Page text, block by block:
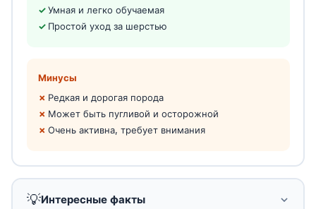
Умная и легко обучаемая
Простой уход за шерстью
Минусы
Редкая и дорогая порода
Может быть пугливой и осторожной
Очень активна, требует внимания
💡Интересные факты